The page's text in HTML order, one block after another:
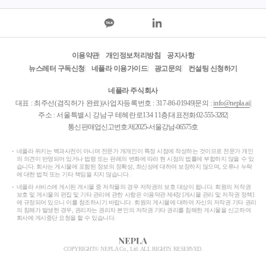
이용약관 개인정보처리방침
공지사항
뉴스레터 구독신청
네플라 이용가이드 광고문의 컨설팅 신청하기
네플라 주식회사
대표 : 최주선(겸직허가 완료)|사업자등록번호 : 317-86-01949|문의 :info@nepla.ai|
주소 : 서울특별시 강남구 테헤란로134 11층|대표전화:02-555-3282|
통신판매업신고번호:제2025-서울강남-06575호
네플라 위키는 백과사전이 아니며 전문가 개개인이 특정 시점에 작성하는 것이므로 전문가 개인
의 의견이 반영되어 있거나 법령 또는 판례의 변화에 따라 현 시점의 법률에 부합하지 않을 수 있
습니다. 회사는 게시물에 포함된 정보의 정확성, 최신성에 대하여 보장하지 않으며, 오류나 누락
에 대한 법적 또는 기타 책임을 지지 않습니다.
네플라 서비스에 게시된 게시물 중 저작물의 경우 저작권의 보호 대상이 됩니다. 회원의 저작권
보호 및 게시물의 편집 및 기타 관리에 관한 사항은 이용약관 제4장 [게시물 관리 및 저작권 정책]
에 규정되어 있으니 이를 참조하시기 바랍니다. 회원의 게시물에 대하여 자신의 저작권 기타 권리
의 침해가 발생한 경우, 권리자는 권리자 본인의 저작권 기타 권리를 침해한 게시물을 신고하여
회사에 게시중단 요청을 할 수 있습니다.
COPYRIGHT© NEPLA Co., Ltd. ALL RIGHTS RESERVED.